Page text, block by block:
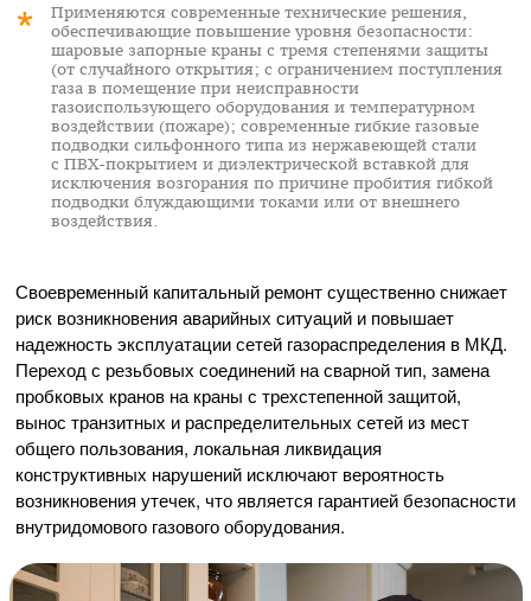
Применяются современные технические решения,
обеспечивающие повышение уровня безопасности:
шаровые запорные краны с тремя степенями защиты
(от случайного открытия; с ограничением поступления
газа в помещение при неисправности
газоиспользующего оборудования и температурном
воздействии (пожаре); современные гибкие газовые
подводки сильфонного типа из нержавеющей стали
с ПВХ-покрытием и диэлектрической вставкой для
исключения возгорания по причине пробития гибкой
подводки блуждающими токами или от внешнего
воздействия.
Своевременный капитальный ремонт существенно снижает
риск возникновения аварийных ситуаций и повышает
надежность эксплуатации сетей газораспределения в МКД.
Переход с резьбовых соединений на сварной тип, замена
пробковых кранов на краны с трехстепенной защитой,
вынос транзитных и распределительных сетей из мест
общего пользования, локальная ликвидация
конструктивных нарушений исключают вероятность
возникновения утечек, что является гарантией безопасности
внутридомового газового оборудования.